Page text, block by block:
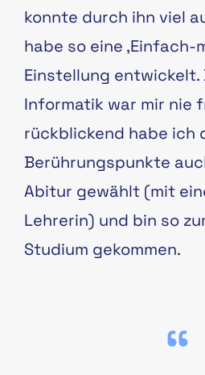
konnte durch ihn viel
habe so eine ‚Einfach-
Einstellung entwickelt.
Informatik war mir nie
rückblickend habe ich
Berührungspunkte
Abitur gewählt (mit
Lehrerin) und bin so
Studium gekommen.